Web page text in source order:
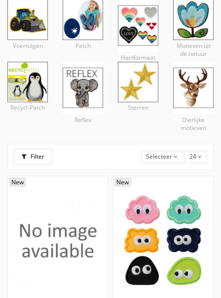
Voertuigen
Patch
Hartformaat
Motieven uit
de natuur
Recycl-Patch
Reflex
Sterren
Dierlijke
motieven
Filter Selecteer 24
New New